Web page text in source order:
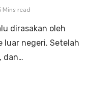
Mins read
dirasakan oleh
luar negeri. Setelah
dan…